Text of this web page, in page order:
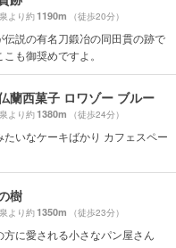
より約1190m （徒歩20分）
伝説の有名刀鍛冶の同田貫の跡で
も御奨めですよ。
蘭西菓子 ロワゾー ブルー
より約1380m （徒歩24分）
たいなケーキばかり カフェスペー
樹
より約1350m （徒歩23分）
方に愛される小さなパン屋さん